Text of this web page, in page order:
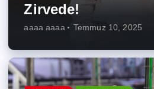
Zirvede!
aaaa aaaa Temmuz 10, 2025